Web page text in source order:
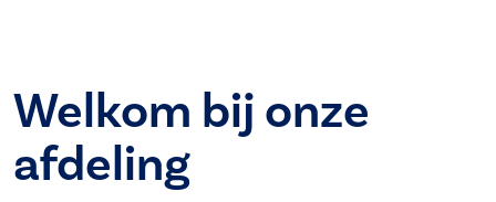
Welkom bij onze
afdeling